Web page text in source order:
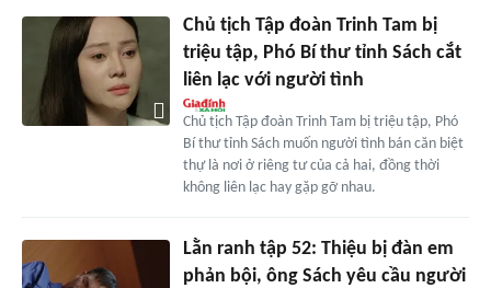
Chủ tịch Tập đoàn Trinh Tam bị
triệu tập, Phó Bí thư tỉnh Sách cắt
liên lạc với người tình
Chủ tịch Tập đoàn Trinh Tam bị triệu tập, Phó
Bí thư tỉnh Sách muốn người tình bán căn biệt
thự là nơi ở riêng tư của cả hai, đồng thời
không liên lạc hay gặp gỡ nhau.
Lằn ranh tập 52: Thiệu bị đàn em
phản bội, ông Sách yêu cầu người